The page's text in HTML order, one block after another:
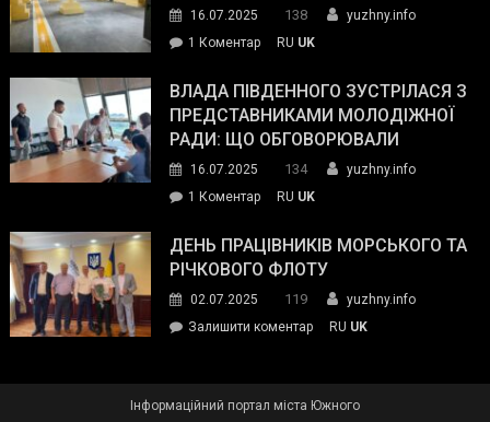
спільний
окупанти.
Маємо
діяти
команда
пожежу
у
16.07.2025 138
yuzhny.info
1 Коментардо
Південного
провів
інспекцію
укриття
RU UK
ВЛАДА ПІВДЕННОГО ЗУСТРІЛАСЯ З
ПРЕДСТАВНИКАМИ МОЛОДІЖНОЇ
РАДИ: ЩО ОБГОВОРЮВАЛИ
16.07.2025 134
yuzhny.info
1 Коментардо
Південного
зустрілася
представниками
молодіжної
обговорювали
RU UK
ДЕНЬ ПРАЦІВНИКІВ МОРСЬКОГО ТА
РІЧКОВОГО ФЛОТУ
02.07.2025 119
yuzhny.info
Залишити коментарon
RU UK
Інформаційний портал міста Южного